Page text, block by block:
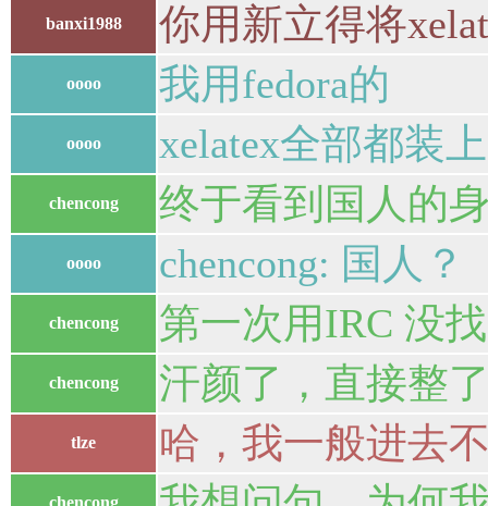
banxi1988 你用新立得将
oooo 我用fedora的
oooo xelatex全部都装
chencong 终于看到国人的
oooo chencong: 国人？
chencong 第一次用IRC 没
chencong 汗颜了，直接整
tlze 哈，我一般进去
chencong